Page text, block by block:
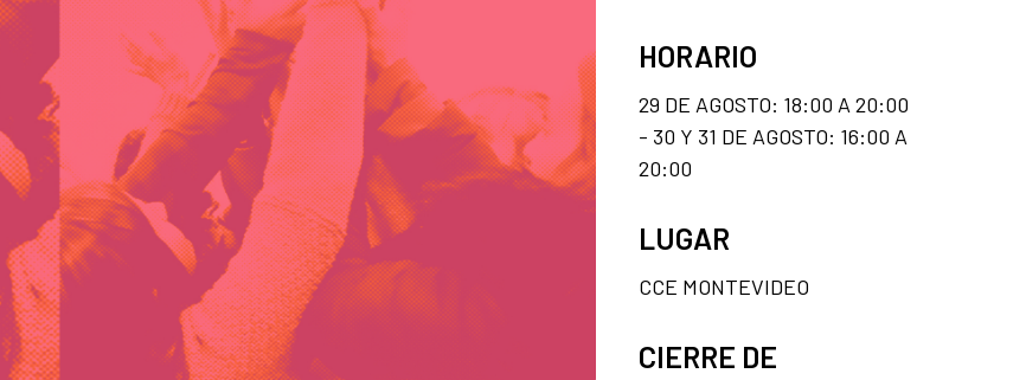
HORARIO
29 DE AGOSTO: 18:00 A 20:00
- 30 Y 31 DE AGOSTO: 16:00 A
20:00
LUGAR
CCE MONTEVIDEO
CIERRE DE